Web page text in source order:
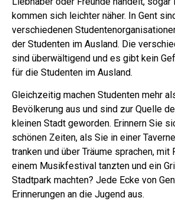
kommen sich leichter näher. In Gent
verschiedenen
der Studenten im Ausland. Die
sind überwältigend und es gibt kein
für die Studenten im Ausland.
Gleichzeitig machen Studenten mehr
Bevölkerung aus und sind zur Quelle
kleinen Stadt geworden. Erinnern Sie
schönen Zeiten, als Sie in einer
tranken und über Träume sprachen, mit
einem Musikfestival tanzten und ein
Stadtpark machten? Jede Ecke von
Erinnerungen an die Jugend aus.